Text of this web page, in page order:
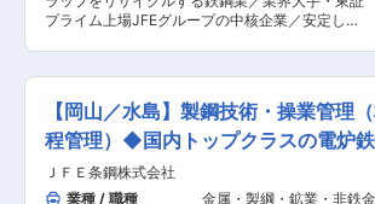
な効能毎に多数のラインナップがあります。 ＼最
シェア （SEIKO・シチズンなど） ・ボールペン
の先端の芯 ※世界シェア30％ （ゼブラなど）
が数名、そして実際に機器を操作し操業を管理す
るオペレーター職が数十名という構成です。チー
ムで協力し合いながら、現場での課題解決に取り
用鋼材を中心に社会基盤・産業基盤を支える鉄鋼
製品を幅広く社会に提供しています。当社製品は
ビルやマンション、橋梁、造船、鉄塔、フェンス
等、多様に加工され、私たちの暮らしを取り巻く
様々な場面で使用されています。 ・5ヶ所の製造
プライム上場JFEグループの中核企業／安定した
に貢献しています。今回、茨城県鹿島製造所にて
製鋼技術・操業管理を担うエンジニアを募集して
います。新規設備の導入や既存設備の改造、成分
設計、品質向上、コスト削減、生産効率化など、
幅広い業務に携わっていただきます。 ■職務詳
細： ・鉄スクラップを溶解、精錬、鋳造する工程
における成分設計 ・品質向上、コスト削減、生産
【岡山／水島】製鋼技術・操業管理
程管理）◆国内トップクラスの電炉
ＪＦＥ条鋼株式会社
業種 / 職種
金属・製綱・鉱業・非鉄